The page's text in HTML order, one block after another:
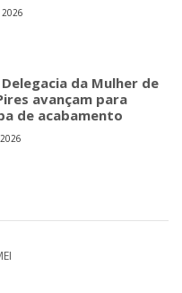
2026
da Mulher de
avançam para
de acabamento